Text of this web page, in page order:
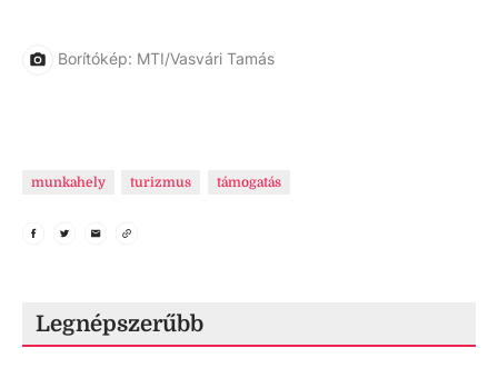
Borítókép: MTI/Vasvári Tamás
munkahely turizmus támogatás
Legnépszerűbb